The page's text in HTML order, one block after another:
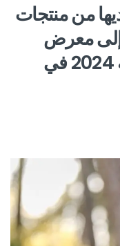
من منتجات
إلى معرض
تجهيزات الفنادق والضيافة 2024 في